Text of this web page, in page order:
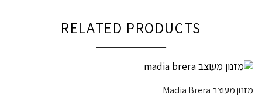
RELATED PRODUCTS
מזנון מעוצב Madia Brera